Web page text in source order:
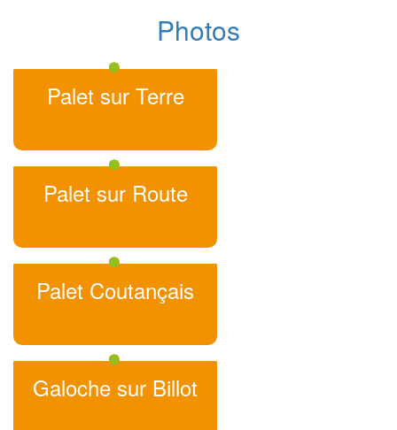
Photos
Palet sur Terre
Palet sur Route
Palet Coutançais
Galoche sur Billot